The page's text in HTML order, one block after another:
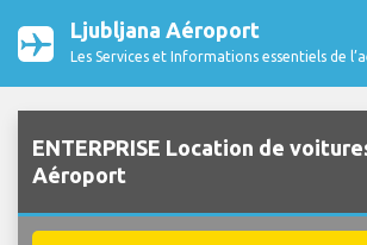
Ljubljana Aéroport
Les Services et Informations essentiels de
ENTERPRISE Location de
Aéroport